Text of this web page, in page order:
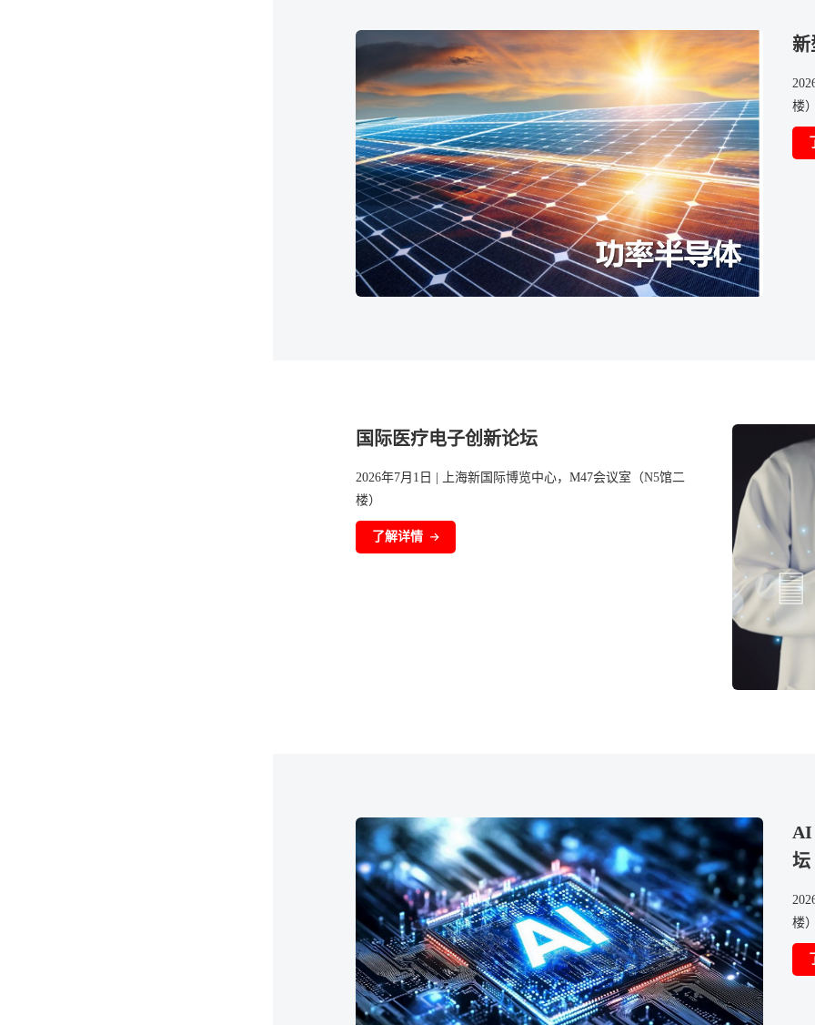
新
楼
国际医疗电子创新论坛
2026年7月1日 | 上海新国际博览中心，M47会议室（N5馆二
楼）
了解详情
AI
坛
楼